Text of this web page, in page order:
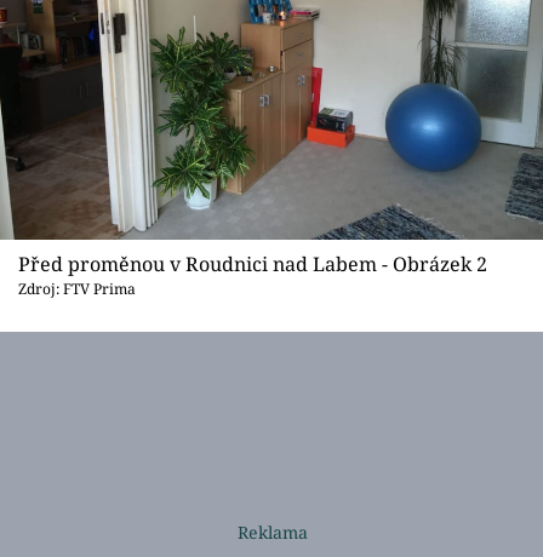
Před proměnou v Roudnici nad Labem - Obrázek 2
Zdroj: FTV Prima